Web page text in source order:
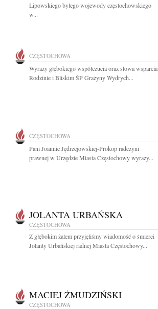
Lipowskiego byłego wojewody częstochowskiego
w...
CZĘSTOCHOWA
Wyrazy głębokiego współczucia oraz słowa wsparcia
Rodzinie i Bliskim ŚP Grażyny Wydrych...
CZĘSTOCHOWA
Pani Joannie Jędrzejowskiej-Prokop radczyni
prawnej w Urzędzie Miasta Częstochowy wyrazy...
JOLANTA URBAŃSKA
CZĘSTOCHOWA
Z głębokim żalem przyjęliśmy wiadomość o śmierci
Jolanty Urbańskiej radnej Miasta Częstochowy...
MACIEJ ŻMUDZIŃSKI
CZĘSTOCHOWA